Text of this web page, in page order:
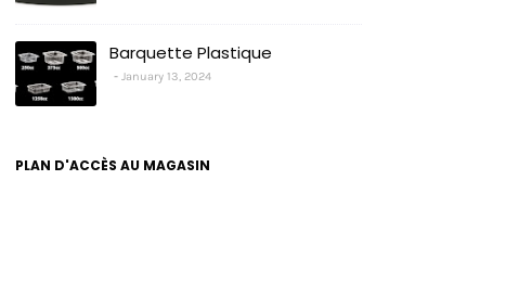
Barquette Plastique
January 13, 2024
PLAN D'ACCÈS AU MAGASIN